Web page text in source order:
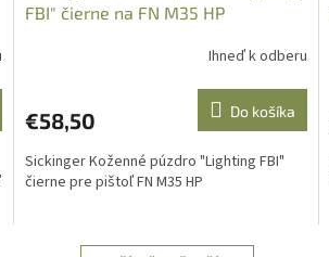
FBI" čierne na FN M35 HP
Ihneď k odberu
€58,50 Do košíka
Sickinger Koženné púzdro "Lighting FBI"
čierne pre pištoľ FN M35 HP